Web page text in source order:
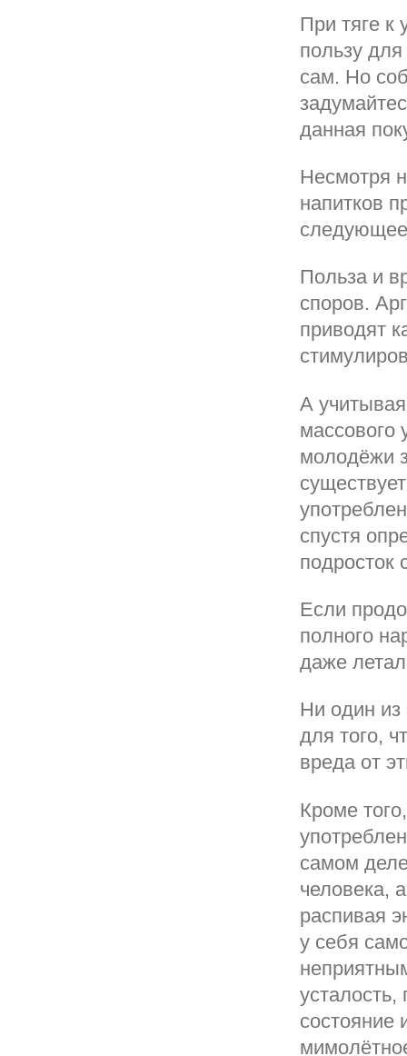
При тяге к
пользу
сам. Но
данная
Несмотря
напитков
Польза и
споров.
приводят
А
массового
молодёжи
спустя
подросток
Если
полного
даже
Ни один из
для того,
вреда от
Кроме
самом
человека,
распивая
у себя
состояние